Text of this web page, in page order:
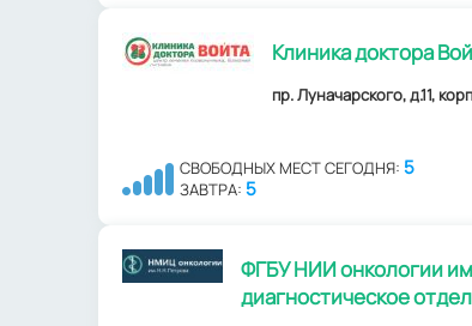
Клиника доктора
пр. Луначарского, д.11,
СВОБОДНЫХ МЕСТ СЕГОДНЯ: 5
ЗАВТРА: 5
ФГБУ НИИ онкологии
диагностическое